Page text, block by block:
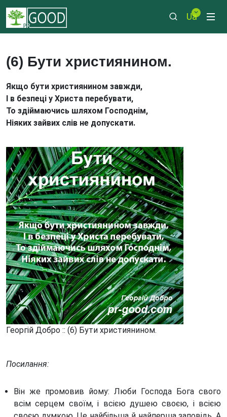
Ua
(6) Бути християнином.
Якщо бути християнином завжди,
І в безпеці у Христа перебувати,
То здіймаючись шляхом Господнім,
Ніяких зайвих слів не допускати.
Георгій Добро :: (6) Бути християнином.
Посилання:
Він же промовив йому: Люби Господа Бога свого
всім серцем своїм, і всією душею своєю, і всією